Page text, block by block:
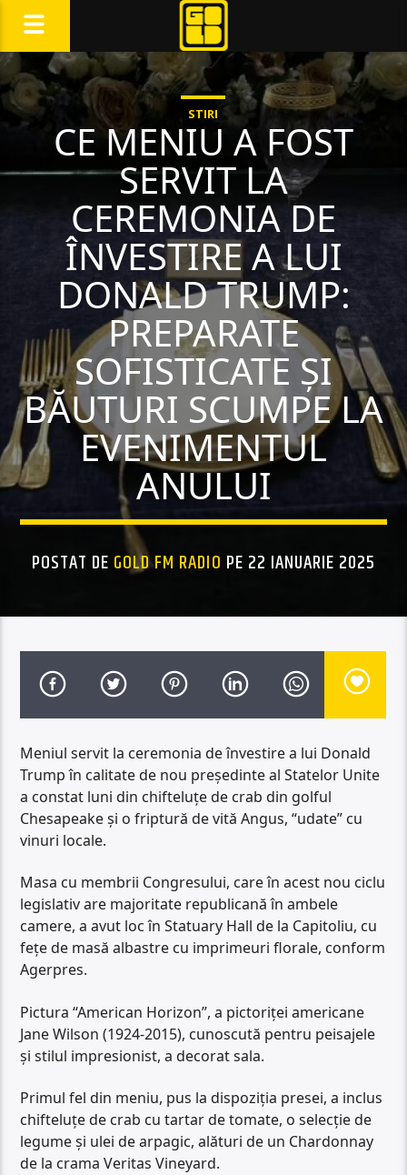
STIRI
CE MENIU A FOST
SERVIT LA
CEREMONIA DE
ÎNVESTIRE A LUI
DONALD TRUMP:
PREPARATE
SOFISTICATE ȘI
BĂUTURI SCUMPE LA
EVENIMENTUL
ANULUI
POSTAT DE GOLD FM RADIO PE 22 IANUARIE 2025
Meniul servit la ceremonia de învestire a lui Donald
Trump în calitate de nou preşedinte al Statelor Unite
a constat luni din chifteluţe de crab din golful
Chesapeake şi o friptură de vită Angus, “udate” cu
vinuri locale.
Masa cu membrii Congresului, care în acest nou ciclu
legislativ are majoritate republicană în ambele
camere, a avut loc în Statuary Hall de la Capitoliu, cu
feţe de masă albastre cu imprimeuri florale, conform
Agerpres.
Pictura “American Horizon”, a pictoriţei americane
Jane Wilson (1924-2015), cunoscută pentru peisajele
şi stilul impresionist, a decorat sala.
Primul fel din meniu, pus la dispoziţia presei, a inclus
chifteluţe de crab cu tartar de tomate, o selecţie de
legume şi ulei de arpagic, alături de un Chardonnay
de la crama Veritas Vineyard.